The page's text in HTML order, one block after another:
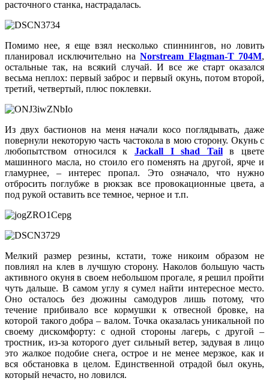
расточного станка, настрадалась.
Помимо нее, я еще взял несколько спиннингов, но ловить
планировал исключительно наNorstream Flagman-T 704M,
остальные так, на всякий случай. И все же старт оказался
весьма неплох: первый заброс и первый окунь, потом второй,
третий, четвертый, плюс поклевки.
Из двух бастионов на меня начали косо поглядывать, даже
повернули некоторую часть частокола в мою сторону. Окунь с
любопытством относился к Jackall I shad Tailв цвете
машинного масла, но стоило его поменять на другой, ярче и
гламурнее, – интерес пропал. Это означало, что нужно
отбросить поглубже в рюкзак все провокационные цвета, а
под рукой оставить все темное, черное и т.п.
Мелкий размер резины, кстати, тоже никоим образом не
повлиял на клев в лучшую сторону. Наколов большую часть
активного окуня в своем небольшом прогале, я решил пройти
чуть дальше. В самом углу я сумел найти интересное место.
Оно осталось без дюжины самодуров лишь потому, что
течение прибивало все кормушки к отвесной бровке, на
которой такого добра – валом. Точка оказалась уникальной по
своему дискомфорту: с одной стороны лагерь, с другой –
тростник, из-за которого дует сильный ветер, задувая в лицо
это жалкое подобие снега, острое и не менее мерзкое, как и
вся обстановка в целом. Единственной отрадой был окунь,
который нечасто, но ловился.